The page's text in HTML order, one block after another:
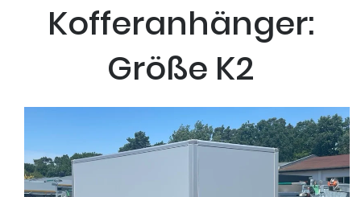
Kofferanhänger:
Größe K2